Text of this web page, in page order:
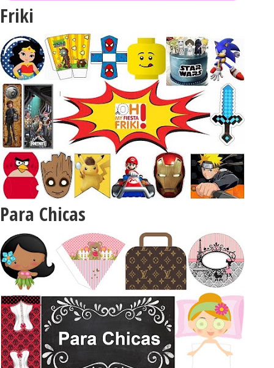
Friki
Para Chicas